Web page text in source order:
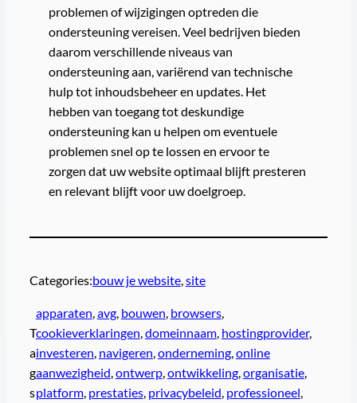
problemen of wijzigingen optreden die
ondersteuning vereisen. Veel bedrijven bieden
daarom verschillende niveaus van
ondersteuning aan, variërend van technische
hulp tot inhoudsbeheer en updates. Het
hebben van toegang tot deskundige
ondersteuning kan u helpen om eventuele
problemen snel op te lossen en ervoor te
zorgen dat uw website optimaal blijft presteren
en relevant blijft voor uw doelgroep.
Categories:bouw je website, site
T
a
g
s
apparaten, avg, bouwen, browsers,
cookieverklaringen, domeinnaam, hostingprovider,
investeren, navigeren, onderneming, online
aanwezigheid, ontwerp, ontwikkeling, organisatie,
platform, prestaties, privacybeleid, professioneel,